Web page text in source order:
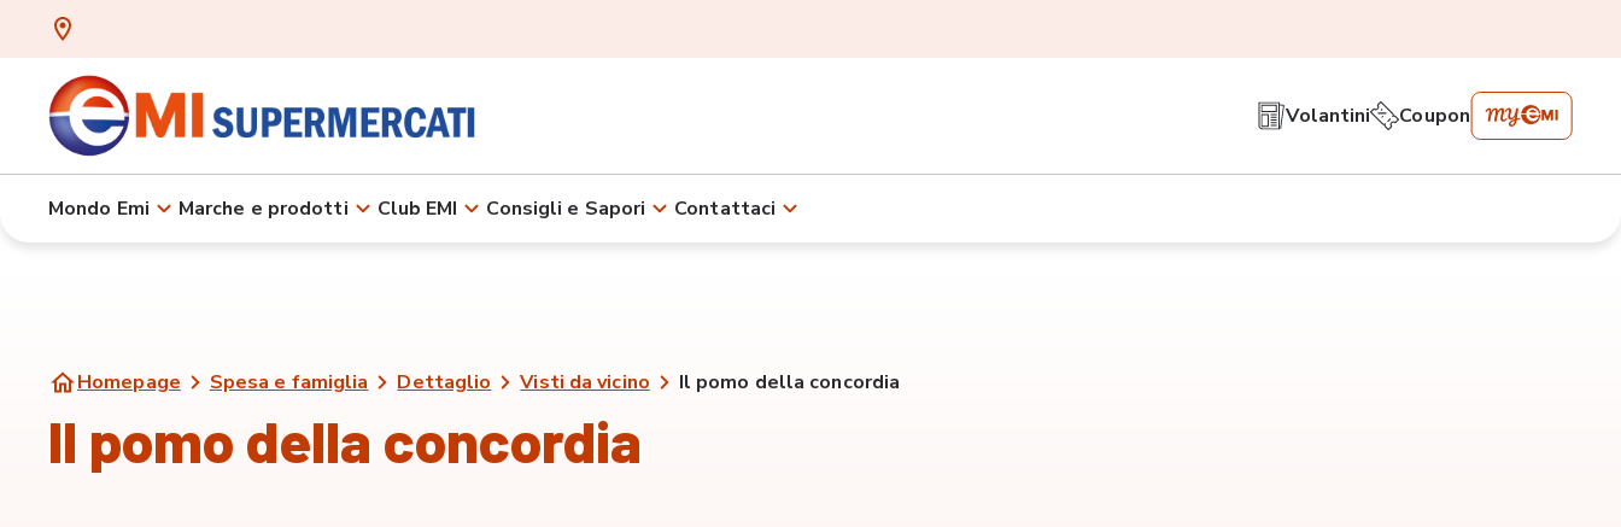
Volantini Coupon
Mondo Emi Marche e prodotti Club EMI Consigli e Sapori Contattaci
Homepage Spesa e famiglia Dettaglio Visti da vicino Il pomo della concordia
Il pomo della concordia